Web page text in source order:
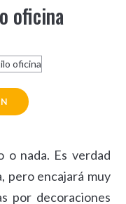
oficina
o nada. Es verdad
pero encajará muy
por decoraciones